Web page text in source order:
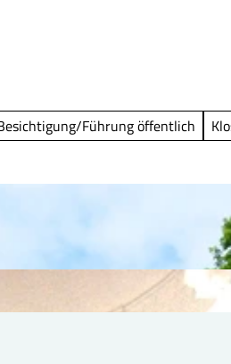
Führung öffentlich